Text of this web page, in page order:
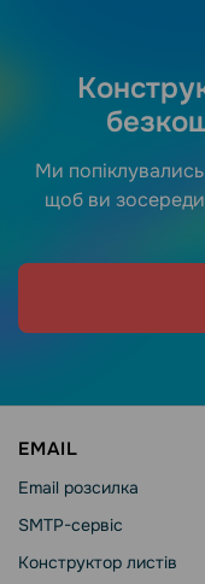
Ми
щоб ви
EMAIL
Email розсилка
SMTP-сервіс
Конструктор листів